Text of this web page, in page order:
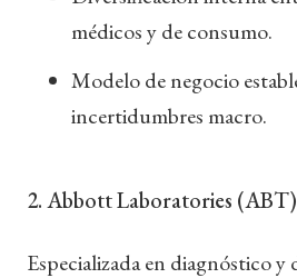
médicos y de consumo.
Modelo de negocio
incertidumbres macro.
2. Abbott Laboratories (ABT)
Especializada en diagnóstico y